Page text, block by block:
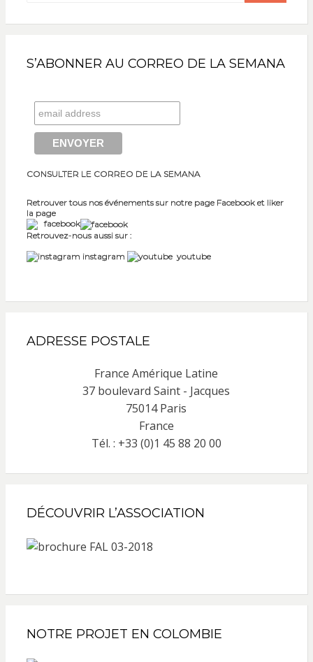
S’ABONNER AU CORREO DE LA SEMANA
CONSULTER LE CORREO DE LA SEMANA
Retrouver tous nos événements sur notre page Facebook et liker
la page
facebook
Retrouvez-nous aussi sur :
instagram
youtube
ADRESSE POSTALE
France Amérique Latine
37 boulevard Saint - Jacques
75014 Paris
France
Tél. : +33 (0)1 45 88 20 00
DÉCOUVRIR L’ASSOCIATION
NOTRE PROJET EN COLOMBIE